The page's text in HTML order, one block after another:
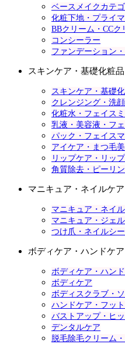
ベースメイクカテ
化粧下地・プライ
BBクリーム・CCク
コンシーラー
ファンデーション
スキンケア・基礎化粧品
スキンケア・基礎
クレンジング・洗
化粧水・フェイス
乳液・美容液・フ
パック・フェイス
アイケア・まつ毛
リップケア・リッ
角質除去・ピーリ
マニキュア・ネイルケア
マニキュア・ネイ
マニキュア・ジェ
つけ爪・ネイルシ
ボディケア・ハンドケ
ボディケア・ハン
ボディケア
ボディスクラブ・
ハンドケア・フッ
バストアップ・ヒ
デンタルケア
脱毛除毛クリーム